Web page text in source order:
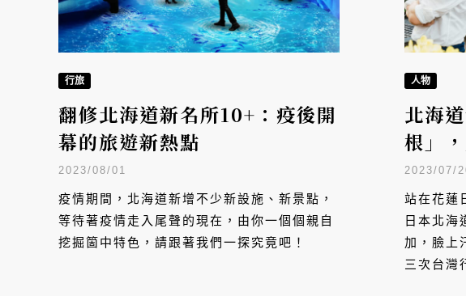
行旅
翻修北海道新名所10+：疫後開
幕的旅遊新熱點
2023/08/01
疫情期間，北海道新增不少新設施、新景點，
等待著疫情走入尾聲的現在，由你一個個親自
挖掘箇中特色，請跟著我們一探究竟吧！
人物
北海
根」
作
2023/07/
站在花蓮
日本北海
加，臉上
三次台灣